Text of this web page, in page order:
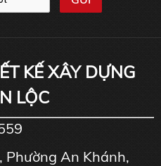
KẾ XÂY DỰNG
LỘC
Phường An Khánh,